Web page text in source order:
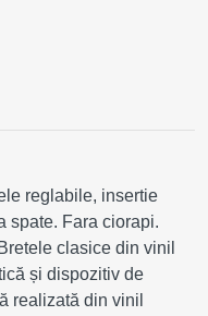
reglabile, insertie
spate. Fara ciorapi.
clasice din vinil
și dispozitiv de
realizată din vinil